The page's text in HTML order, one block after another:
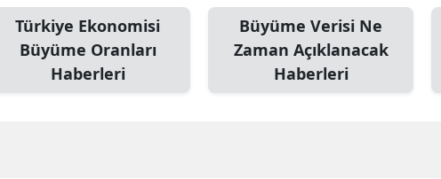
Türkiye Ekonomisi
Büyüme Oranları
Haberleri
Büyüme Verisi Ne
Zaman Açıklanacak
Haberleri